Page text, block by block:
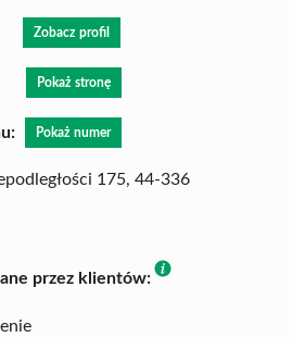
Zobacz profil
Pokaż stronę
Pokaż numer
175, 44-336
przez klientów: